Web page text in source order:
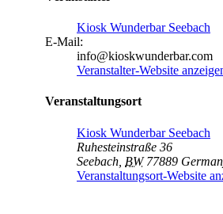
Kiosk Wunderbar Seebach
E-Mail:
info@kioskwunderbar.com
Veranstalter-Website
Veranstaltungsort
Kiosk Wunderbar Seebach
Ruhesteinstraße 36
Seebach BW 77889
Veranstaltungsort-Website